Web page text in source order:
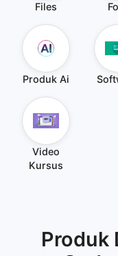
Files
Produk Ai
Video
Kursus
Produk